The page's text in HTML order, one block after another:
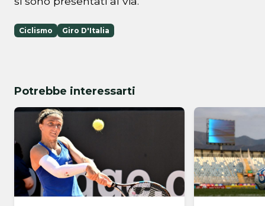
Ciclismo Giro D'Italia
Potrebbe interessarti